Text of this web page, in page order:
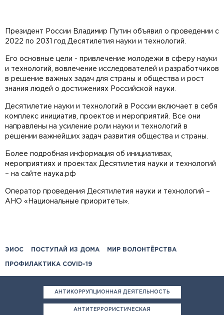
Президент России Владимир Путин объявил о проведении с
2022 по 2031 год Десятилетия науки и технологий.
Его основные цели - привлечение молодежи в сферу науки
и технологий, вовлечение исследователей и разработчиков
в решение важных задач для страны и общества и рост
знания людей о достижениях Российской науки.
Десятилетие науки и технологий в России включает в себя
комплекс инициатив, проектов и мероприятий. Все они
направлены на усиление роли науки и технологий в
решении важнейших задач развития общества и страны.
Более подробная информация об инициативах,
мероприятиях и проектах Десятилетия науки и технологий
– на сайте наука.рф
Оператор проведения Десятилетия науки и технологий –
АНО «Национальные приоритеты».
ЭИОС ПОСТУПАЙ ИЗ ДОМА МИР ВОЛОНТЁРСТВА
ПРОФИЛАКТИКА COVID-19
АНТИКОРРУПЦИОННАЯ ДЕЯТЕЛЬНОСТЬ
АНТИТЕРРОРИСТИЧЕСКАЯ